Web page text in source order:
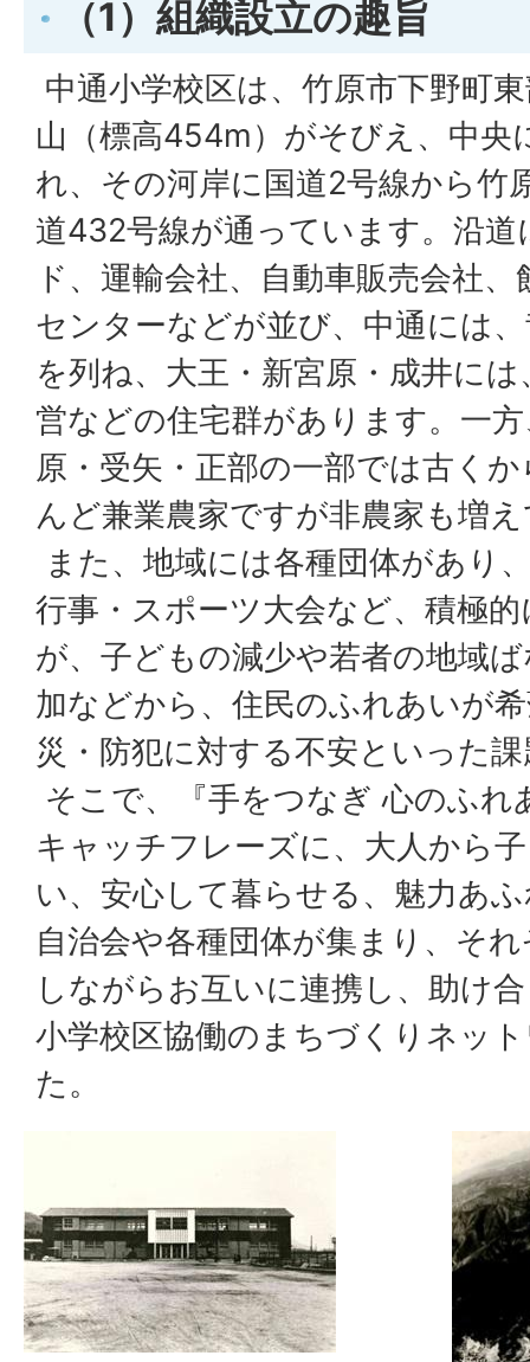
（1）組織設立の趣旨
中通小学校区は、竹原市下野町
山（標高454m）がそびえ、中央
れ、その河岸に国道2号線から竹
道432号線が通っています。沿
ド、運輸会社、自動車販売会社
センターなどが並び、中通には
を列ね、大王・新宮原・成井に
営などの住宅群があります。一
原・受矢・正部の一部では古く
んど兼業農家ですが非農家も増
また、地域には各種団体があり
行事・スポーツ大会など、積極
が、子どもの減少や若者の地域
加などから、住民のふれあいが
災・防犯に対する不安といった
そこで、『手をつなぎ 心のふれ
キャッチフレーズに、大人から
い、安心して暮らせる、魅力あ
自治会や各種団体が集まり、そ
しながらお互いに連携し、助け
小学校区協働のまちづくりネッ
た。